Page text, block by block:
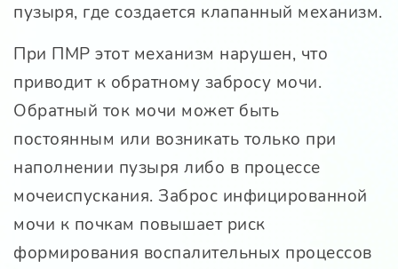
пузыря, где создается клапанный механизм.
При ПМР этот механизм нарушен, что
приводит к обратному забросу мочи.
Обратный ток мочи может быть
постоянным или возникать только при
наполнении пузыря либо в процессе
мочеиспускания. Заброс инфицированной
мочи к почкам повышает риск
формирования воспалительных процессов